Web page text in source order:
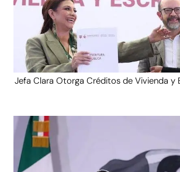
Jefa Clara Otorga Créditos de Vivienda y